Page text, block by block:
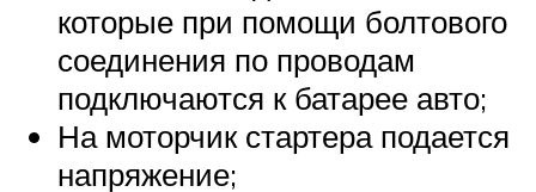
которые при помощи болтового
соединения по проводам
подключаются к батарее авто;
На моторчик стартера подается
напряжение;